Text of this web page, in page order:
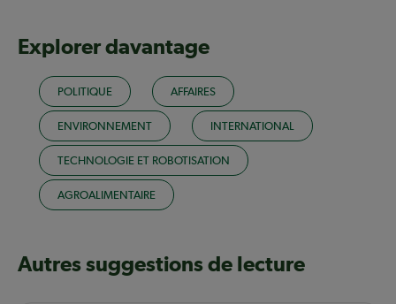
Explorer davantage
POLITIQUE AFFAIRES
ENVIRONNEMENT INTERNATIONAL
TECHNOLOGIE ET ROBOTISATION
AGROALIMENTAIRE
Autres suggestions de lecture